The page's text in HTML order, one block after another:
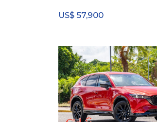
US$ 57,900